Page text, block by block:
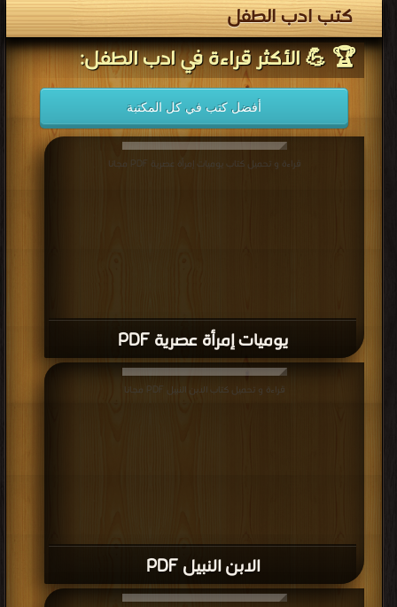
كتب ادب الطفل
🏆 💪 الأكثر قراءة في ادب الطفل:
أفضل كتب في كل المكتبة
يوميات إمرأة عصرية PDF
قراءة و تحميل كتاب يوميات إمرأة عصرية PDF مجانا
الابن النبيل PDF
قراءة و تحميل كتاب الابن النبيل PDF مجانا